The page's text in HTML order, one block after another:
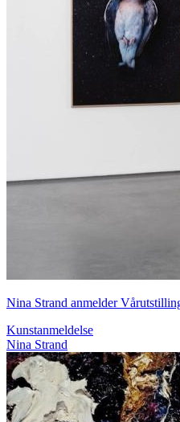
Nina Strand anmelder
Kunstanmeldelse
Nina Strand